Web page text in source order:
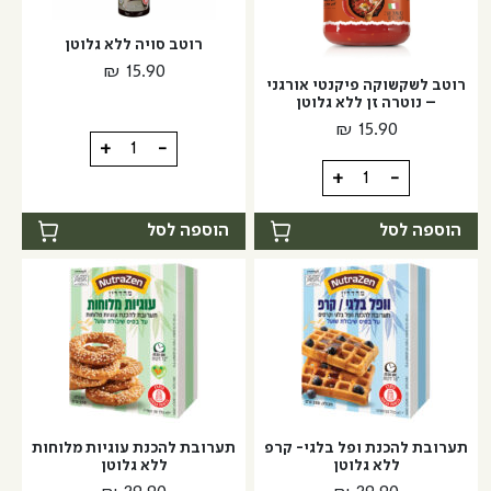
–
נוטרה
רוטב לשקשוקה פיקנטי אורגני
– נוטרה זן ללא גלוטן
₪ 15.90
-
כמות
של
רוטב
לשקשוקה
פיקנטי
אורגני
-
נוטרה
זן
ללא
+
הוספה לסל
רוטב סויה ללא גלוטן
₪ 15.90
-
כמות
של
סויה
ללא
גלוטן
+
הוספה לסל
תערובת להכנת ופל בלגי- קרפ
ללא גלוטן
תערובת להכנת עוגיות מלוחות
ללא גלוטן